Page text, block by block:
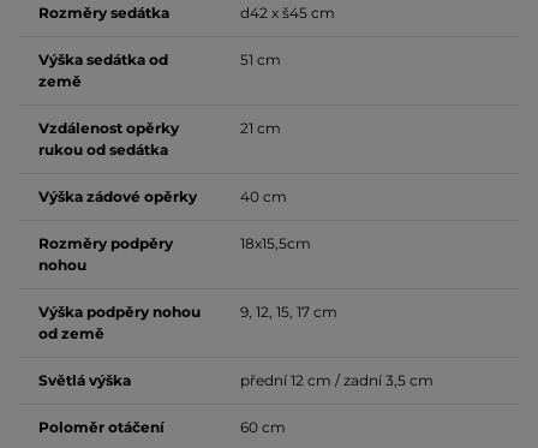
Rozměry sedátka d42 x š45 cm
Výška sedátka od
země
51 cm
Vzdálenost opěrky
rukou od sedátka
21 cm
Výška zádové opěrky 40 cm
Rozměry podpěry
nohou
18x15,5cm
Výška podpěry nohou
od země
9, 12, 15, 17 cm
Světlá výška přední 12 cm / zadní 3,5 cm
Poloměr otáčení 60 cm